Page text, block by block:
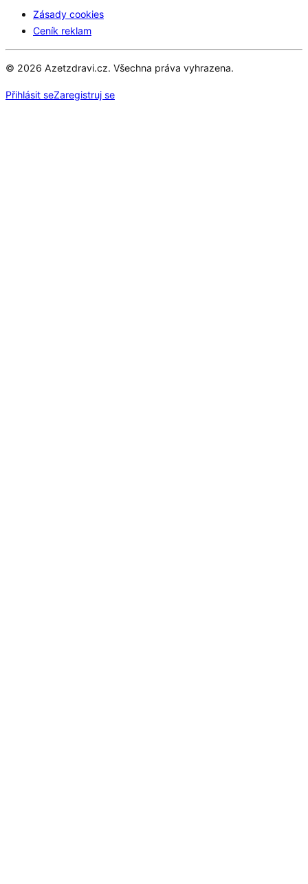
Zásady cookies
Ceník reklam
© 2026 Azetzdravi.cz. Všechna práva vyhrazena.
Přihlásit seZaregistruj se